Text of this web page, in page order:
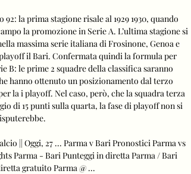
la prima stagione risale al 1929 1930, quando
la promozione in Serie A. L’ultima stagione si
massima serie italiana di Frosinone, Genoa e
il Bari. Confermata quindi la formula per
B: le prime 2 squadre della classifica saranno
hanno ottenuto un posizionamento dal terzo
la i playoff. Nel caso, però, che la squadra terza
di 15 punti sulla quarta, la fase di playoff non si
|| Oggi, 27 ... Parma v Bari Pronostici Parma vs
Parma - Bari Punteggi in diretta Parma / Bari
gratuito Parma @ ...